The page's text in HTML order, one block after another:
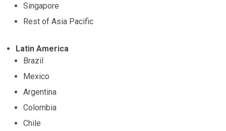
Singapore
Rest of Asia Pacific
Latin America
Brazil
Mexico
Argentina
Colombia
Chile